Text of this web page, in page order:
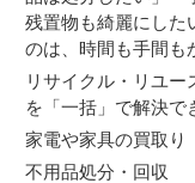
残置物も綺麗にし
のは、時間も手間も
リサイクル・リユー
を「一括」で解決で
家電や家具の買取り
不用品処分・回収